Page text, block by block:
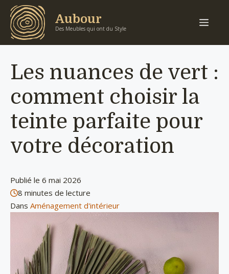
Aller
au
contenu
Aubour
Des Meubles qui ont du Style
Les nuances de vert :
comment choisir la
teinte parfaite pour
votre décoration
Publié le 6 mai 2026
8 minutes de lecture
Dans Aménagement d'intérieur